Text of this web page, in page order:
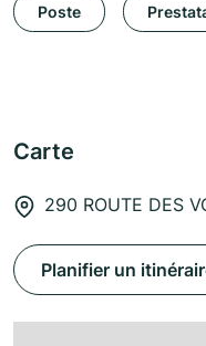
Poste
Carte
290 ROUTE DES
Planifier un